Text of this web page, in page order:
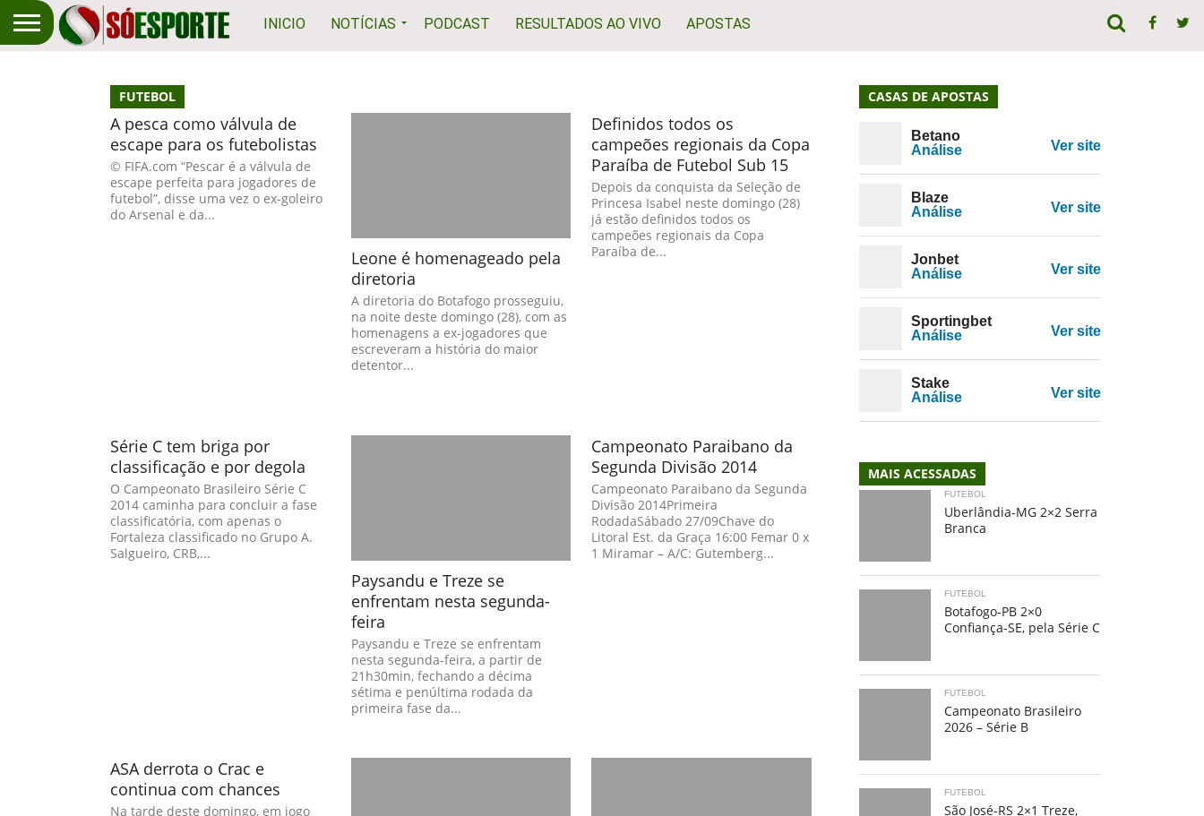
INICIO NOTÍCIAS PODCAST RESULTADOS AO VIVO APOSTAS
FUTEBOL
A pesca como válvula de
escape para os futebolistas
© FIFA.com “Pescar é a válvula de
escape perfeita para jogadores de
futebol”, disse uma vez o ex-goleiro
do Arsenal e da...
Leone é homenageado pela
diretoria
A diretoria do Botafogo prosseguiu,
na noite deste domingo (28), com as
homenagens a ex-jogadores que
escreveram a história do maior
detentor...
Definidos todos os
campeões regionais da Copa
Paraíba de Futebol Sub 15
Depois da conquista da Seleção de
Princesa Isabel neste domingo (28)
já estão definidos todos os
campeões regionais da Copa
Paraíba de...
Série C tem briga por
classificação e por degola
O Campeonato Brasileiro Série C
2014 caminha para concluir a fase
classificatória, com apenas o
Fortaleza classificado no Grupo A.
Salgueiro, CRB,...
Paysandu e Treze se
enfrentam nesta segunda-
feira
Paysandu e Treze se enfrentam
nesta segunda-feira, a partir de
21h30min, fechando a décima
sétima e penúltima rodada da
primeira fase da...
Campeonato Paraibano da
Segunda Divisão 2014
Campeonato Paraibano da Segunda
Divisão 2014Primeira
RodadaSábado 27/09Chave do
Litoral Est. da Graça 16:00 Femar 0 x
1 Miramar – A/C: Gutemberg...
ASA derrota o Crac e
continua com chances
Na tarde deste domingo, em jogo
CASAS DE APOSTAS
Betano
Análise
Ver site
Blaze
Análise
Ver site
Jonbet
Análise
Ver site
Sportingbet
Análise
Ver site
Stake
Análise
Ver site
MAIS ACESSADAS
FUTEBOL
Uberlândia-MG 2×2 Serra
Branca
FUTEBOL
Botafogo-PB 2×0
Confiança-SE, pela Série C
FUTEBOL
Campeonato Brasileiro
2026 – Série B
FUTEBOL
São José-RS 2×1 Treze,